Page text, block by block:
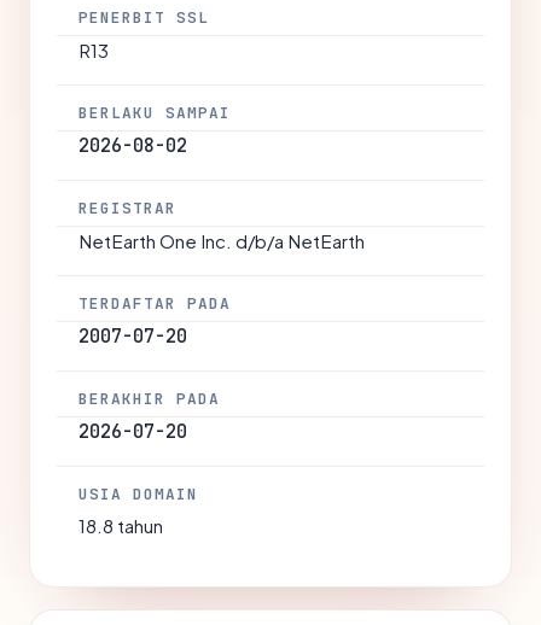
PENERBIT SSL
R13
BERLAKU SAMPAI
2026-08-02
REGISTRAR
NetEarth One Inc. d/b/a NetEarth
TERDAFTAR PADA
2007-07-20
BERAKHIR PADA
2026-07-20
USIA DOMAIN
18.8 tahun